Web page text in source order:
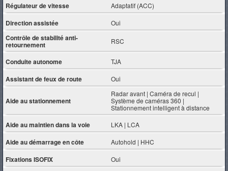
Régulateur de vitesse Adaptatif (ACC)
Direction assistée Oui
Contrôle de stabilité anti-
retournement RSC
Conduite autonome TJA
Assistant de feux de route Oui
Aide au stationnement
Radar avant | Caméra de recul |
Système de caméras 360 |
Stationnement intelligent à distance
Aide au maintien dans la voie LKA | LCA
Aide au démarrage en côte Autohold | HHC
Fixations ISOFIX Oui